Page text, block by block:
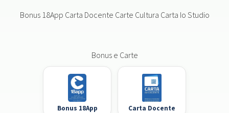
Bonus 18App Carta Docente Carte Cultura Carta Io Studio
Bonus e Carte
Bonus 18App Carta Docente